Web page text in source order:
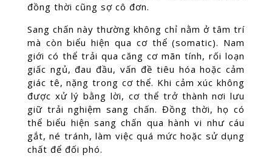
đồng thời cũng sợ cô đơn.
Sang chấn này thường không chỉ nằm ở tâm trí
mà còn biểu hiện qua cơ thể (somatic). Nam
giới có thể trải qua căng cơ mãn tính, rối loạn
giấc ngủ, đau đầu, vấn đề tiêu hóa hoặc cảm
giác tê, nặng trong cơ thể. Khi cảm xúc không
được xử lý bằng lời, cơ thể trở thành nơi lưu
giữ trải nghiệm sang chấn. Đồng thời, họ có
thể biểu hiện sang chấn qua hành vi như cáu
gắt, né tránh, làm việc quá mức hoặc sử dụng
chất để đối phó.